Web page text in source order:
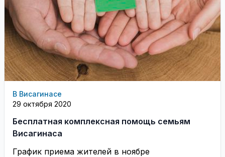
В Висагинасе
29 октября 2020
Бесплатная комплексная помощь семьям
Висагинаса
График приема жителей в ноябре